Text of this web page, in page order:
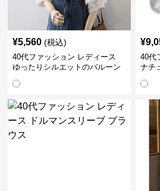
¥5,560 (税込)
40代ファッション レディース
ゆったりシルエットのバルーン
¥
40代
ナチ